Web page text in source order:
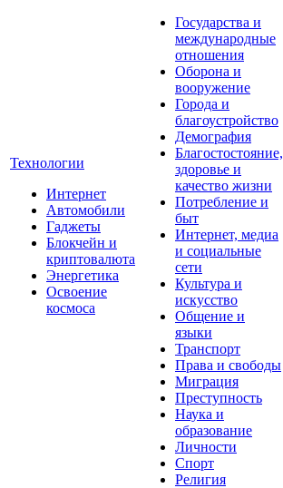
Технологии
Интернет
Автомобили
Гаджеты
Блокчейн и
криптовалюта
Энергетика
Освоение
космоса
Государства и
международные
отношения
Оборона и
вооружение
Города и
благоустройство
Демография
Благостостояние,
здоровье и
качество жизни
Потребление и
быт
Интернет, медиа
и социальные
сети
Культура и
искусство
Общение и
языки
Транспорт
Права и свободы
Миграция
Преступность
Наука и
образование
Личности
Спорт
Религия